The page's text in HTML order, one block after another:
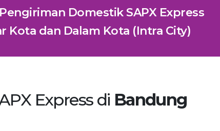
Domestik SAPX Express
Kota dan Dalam Kota (Intra City)
Express di Bandung